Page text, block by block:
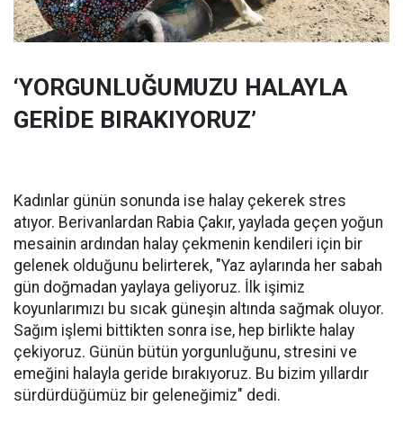
‘YORGUNLUĞUMUZU HALAYLA
GERİDE BIRAKIYORUZ’
Kadınlar günün sonunda ise halay çekerek stres
atıyor. Berivanlardan Rabia Çakır, yaylada geçen yoğun
mesainin ardından halay çekmenin kendileri için bir
gelenek olduğunu belirterek, "Yaz aylarında her sabah
gün doğmadan yaylaya geliyoruz. İlk işimiz
koyunlarımızı bu sıcak güneşin altında sağmak oluyor.
Sağım işlemi bittikten sonra ise, hep birlikte halay
çekiyoruz. Günün bütün yorgunluğunu, stresini ve
emeğini halayla geride bırakıyoruz. Bu bizim yıllardır
sürdürdüğümüz bir geleneğimiz" dedi.